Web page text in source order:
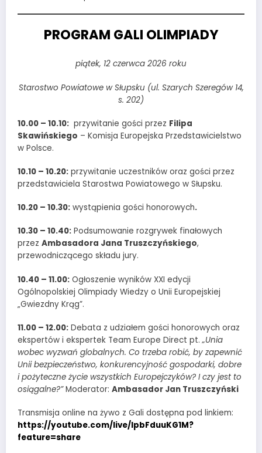
PROGRAM GALI OLIMPIADY
piątek, 12 czerwca 2026 roku
Starostwo Powiatowe w Słupsku (ul. Szarych Szeregów 14,
s. 202)
10.00 – 10.10: przywitanie gości przez Filipa
Skawińskiego – Komisja Europejska Przedstawicielstwo
w Polsce.
10.10 – 10.20: przywitanie uczestników oraz gości przez
przedstawiciela Starostwa Powiatowego w Słupsku.
10.20 – 10.30: wystąpienia gości honorowych.
10.30 – 10.40: Podsumowanie rozgrywek finałowych
przez Ambasadora Jana Truszczyńskiego,
przewodniczącego składu jury.
10.40 – 11.00: Ogłoszenie wyników XXI edycji
Ogólnopolskiej Olimpiady Wiedzy o Unii Europejskiej
„Gwiezdny Krąg”.
11.00 – 12.00: Debata z udziałem gości honorowych oraz
ekspertów i ekspertek Team Europe Direct pt.„Unia
wobec wyzwań globalnych. Co trzeba robić, by zapewnić
Unii bezpieczeństwo, konkurencyjność gospodarki, dobre
i pożyteczne życie wszystkich Europejczyków? I czy jest to
osiągalne?”Moderator: Ambasador Jan Truszczyński
Transmisja online na żywo z Gali dostępna pod linkiem:
https://youtube.com/live/IpbFduuKG1M?
feature=share